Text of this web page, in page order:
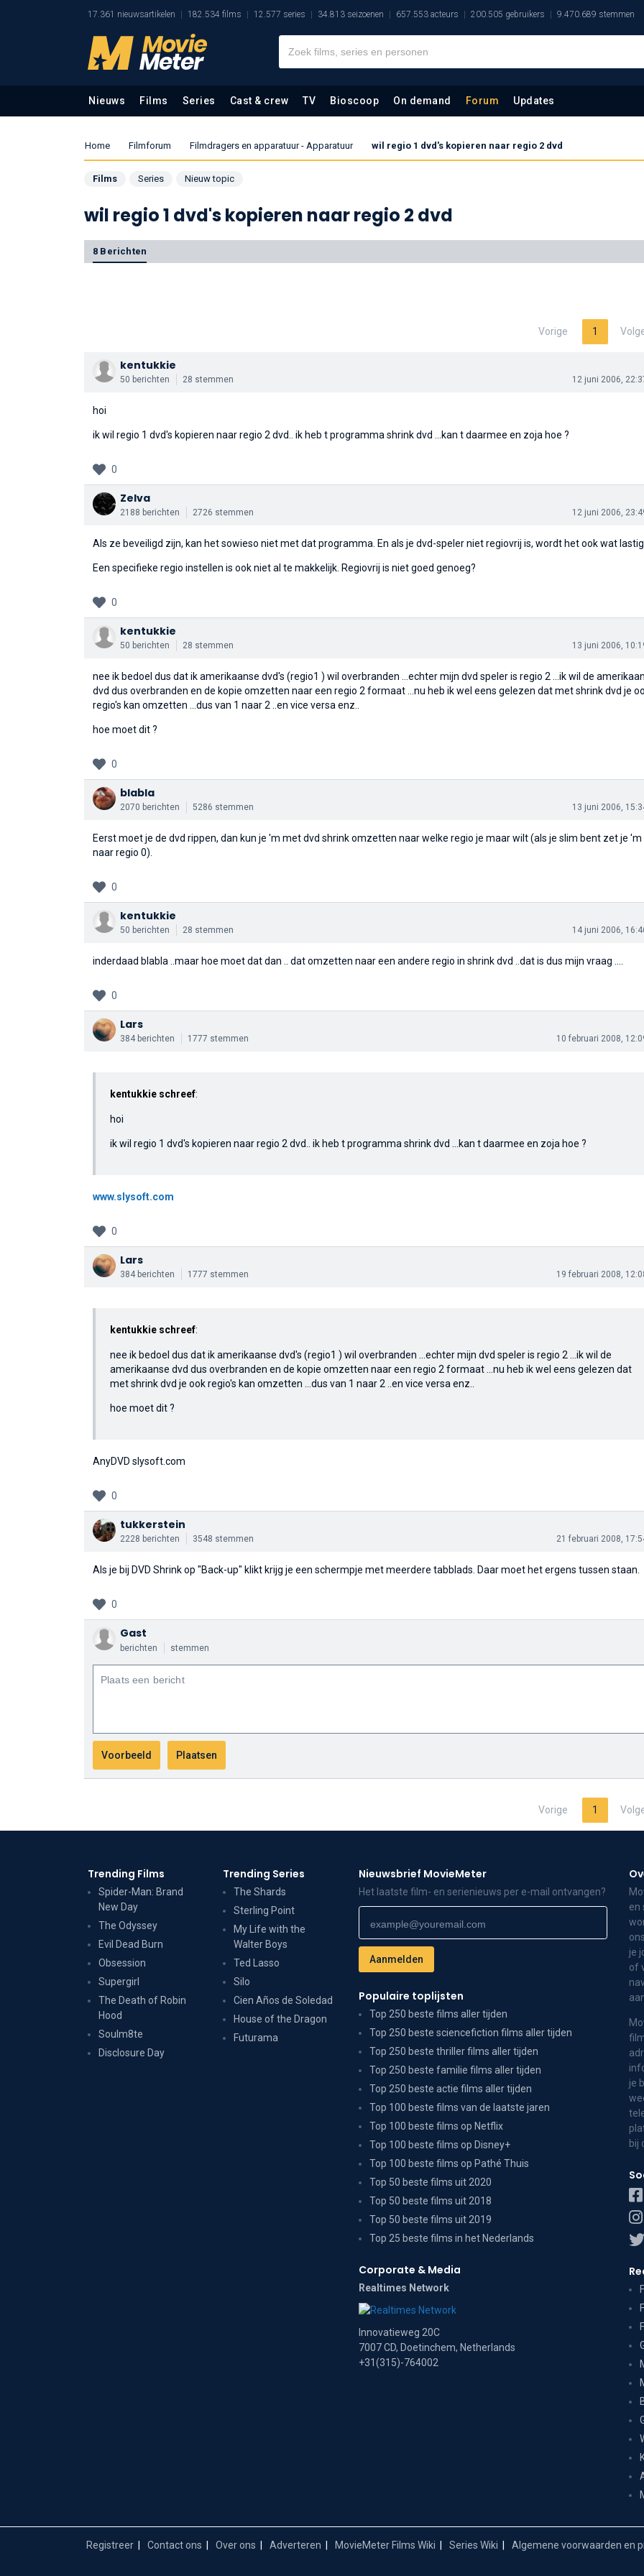
17.361 nieuwsartikelen 182.534 films 12.577 series 34.813 seizoenen 657.553 acteurs 200.505 gebruikers 9.470.689 stemmen
Nieuws Films Series Cast & crew TV Bioscoop On demand Forum Updates
Home Filmforum Filmdragers en apparatuur - Apparatuur wil regio 1 dvd's kopieren naar regio 2 dvd
Films Series Nieuw topic
wil regio 1 dvd's kopieren naar regio 2 dvd
8 Berichten
Vorige 1
kentukkie
50 berichten 28 stemmen 12 juni 2006,
hoi
ik wil regio 1 dvd's kopieren naar regio 2 dvd.. ik heb t programma shrink dvd ...kan t daarmee en zoja hoe ?
0
Zelva
2188 berichten 2726 stemmen 12 juni 2006,
Als ze beveiligd zijn, kan het sowieso niet met dat programma. En als je dvd-speler niet regiovrij is, wordt het ook wat
Een specifieke regio instellen is ook niet al te makkelijk. Regiovrij is niet goed genoeg?
0
kentukkie
50 berichten 28 stemmen 13 juni 2006,
nee ik bedoel dus dat ik amerikaanse dvd's (regio1 ) wil overbranden ...echter mijn dvd speler is regio 2 ...ik wil de
dvd dus overbranden en de kopie omzetten naar een regio 2 formaat ...nu heb ik wel eens gelezen dat met shrink dvd je
regio's kan omzetten ...dus van 1 naar 2 ..en vice versa enz..
hoe moet dit ?
0
blabla
2070 berichten 5286 stemmen 13 juni 2006,
Eerst moet je de dvd rippen, dan kun je 'm met dvd shrink omzetten naar welke regio je maar wilt (als je slim bent zet je 'm
naar regio 0).
0
kentukkie
50 berichten 28 stemmen 14 juni 2006,
inderdaad blabla ..maar hoe moet dat dan .. dat omzetten naar een andere regio in shrink dvd ..dat is dus mijn vraag ....
0
Lars
384 berichten 1777 stemmen 10 februari 2008,
kentukkie schreef:
hoi
ik wil regio 1 dvd's kopieren naar regio 2 dvd.. ik heb t programma shrink dvd ...kan t daarmee en zoja hoe ?
www.slysoft.com
0
Lars
384 berichten 1777 stemmen 19 februari 2008,
kentukkie schreef:
nee ik bedoel dus dat ik amerikaanse dvd's (regio1 ) wil overbranden ...echter mijn dvd speler is regio 2 ...ik wil de
amerikaanse dvd dus overbranden en de kopie omzetten naar een regio 2 formaat ...nu heb ik wel eens gelezen dat
met shrink dvd je ook regio's kan omzetten ...dus van 1 naar 2 ..en vice versa enz..
hoe moet dit ?
AnyDVD slysoft.com
0
tukkerstein
2228 berichten 3548 stemmen 21 februari 2008,
Als je bij DVD Shrink op "Back-up" klikt krijg je een schermpje met meerdere tabblads. Daar moet het ergens tussen staan.
0
Gast
berichten stemmen
Vorige 1
Trending Films
Spider-Man: Brand
New Day
The Odyssey
Evil Dead Burn
Obsession
Supergirl
The Death of Robin
Hood
Soulm8te
Disclosure Day
Trending Series
The Shards
Sterling Point
My Life with the
Walter Boys
Ted Lasso
Silo
Cien Años de Soledad
House of the Dragon
Futurama
Nieuwsbrief MovieMeter
Het laatste film- en serienieuws per e-mail ontvangen?
Populaire toplijsten
Top 250 beste films aller tijden
Top 250 beste sciencefiction films aller tijden
Top 250 beste thriller films aller tijden
Top 250 beste familie films aller tijden
Top 250 beste actie films aller tijden
Top 100 beste films van de laatste jaren
Top 100 beste films op Netflix
Top 100 beste films op Disney+
Top 100 beste films op Pathé Thuis
Top 50 beste films uit 2020
Top 50 beste films uit 2018
Top 50 beste films uit 2019
Top 25 beste films in het Nederlands
Corporate & Media
Realtimes Network
Innovatieweg 20C
7007 CD, Doetinchem, Netherlands
+31(315)-764002
en
je
of
je
bij
Registreer Contact ons Over ons Adverteren MovieMeter Films Wiki Series Wiki Algemene voorwaarden en